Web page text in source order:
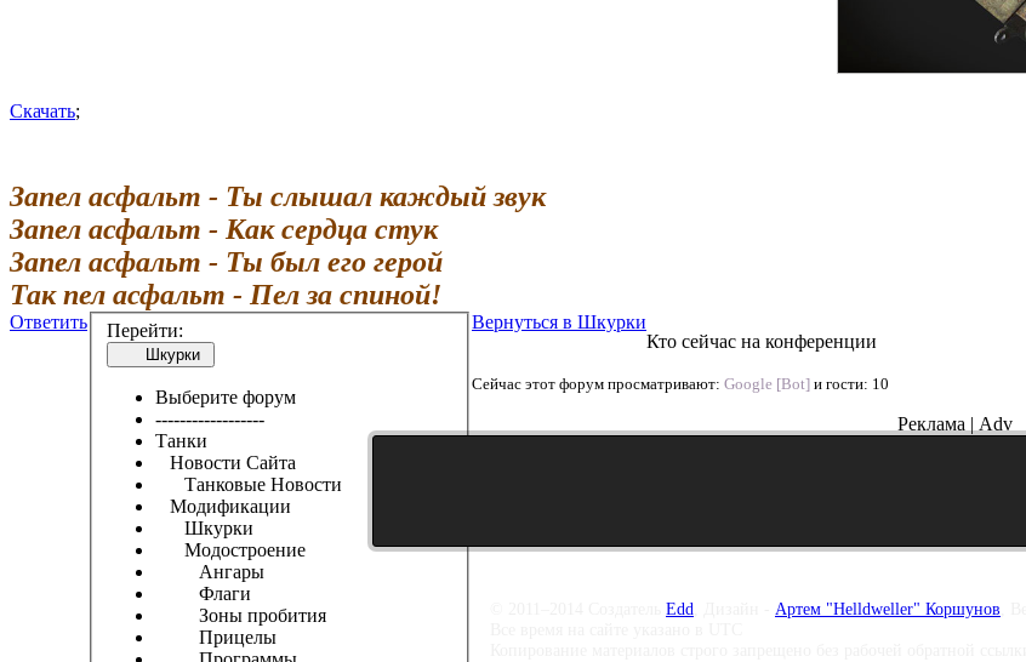
Скачать;
Запел асфальт - Ты слышал каждый звук
Запел асфальт - Как сердца стук
Запел асфальт - Ты был его герой
Так пел асфальт - Пел за спиной!
Ответить
Перейти:
Шкурки
Выберите форум
------------------
Танки
Новости Сайта
Танковые Новости
Модификации
Шкурки
Модостроение
Ангары
Флаги
Зоны пробития
Прицелы
Вернуться в Шкурки
Кто сейчас на конференции
Сейчас этот форум просматривают: Google [Bot] и гости: 10
Реклама | Adv
Edd Артем "Helldweller" Коршунов